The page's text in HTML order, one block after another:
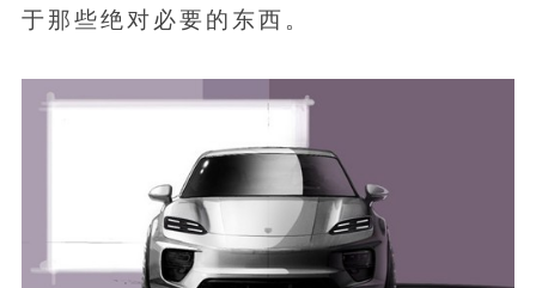
于那些绝对必要的东西。